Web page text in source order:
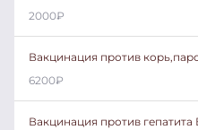
2000₽
Вакцинация против
6200₽
Вакцинация против